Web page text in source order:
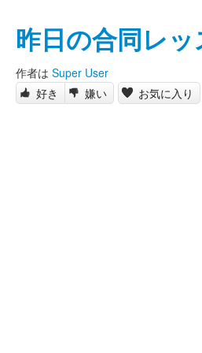
昨日の合同レッ
作者は Super User
好き
嫌い お気に入り